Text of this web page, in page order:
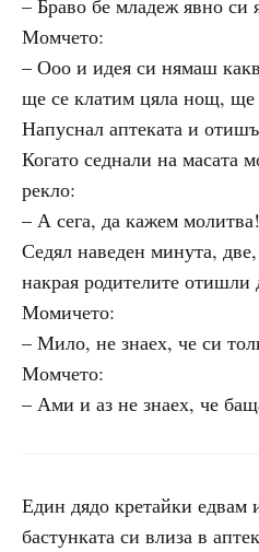
– Браво бе младеж явно си
Момчето:
– Ооо и идея си нямаш
ще се клатим цяла нощ,
Напуснал аптеката и
Когато седнали на масата
рекло:
– А сега, да кажем молитва!
Седял наведен минута,
накрая родителите отишли
Момичето:
– Мило, не знаех, че си
Момчето:
– Ами и аз не знаех, че
Един дядо кретайки едвам
бастунката си влиза в